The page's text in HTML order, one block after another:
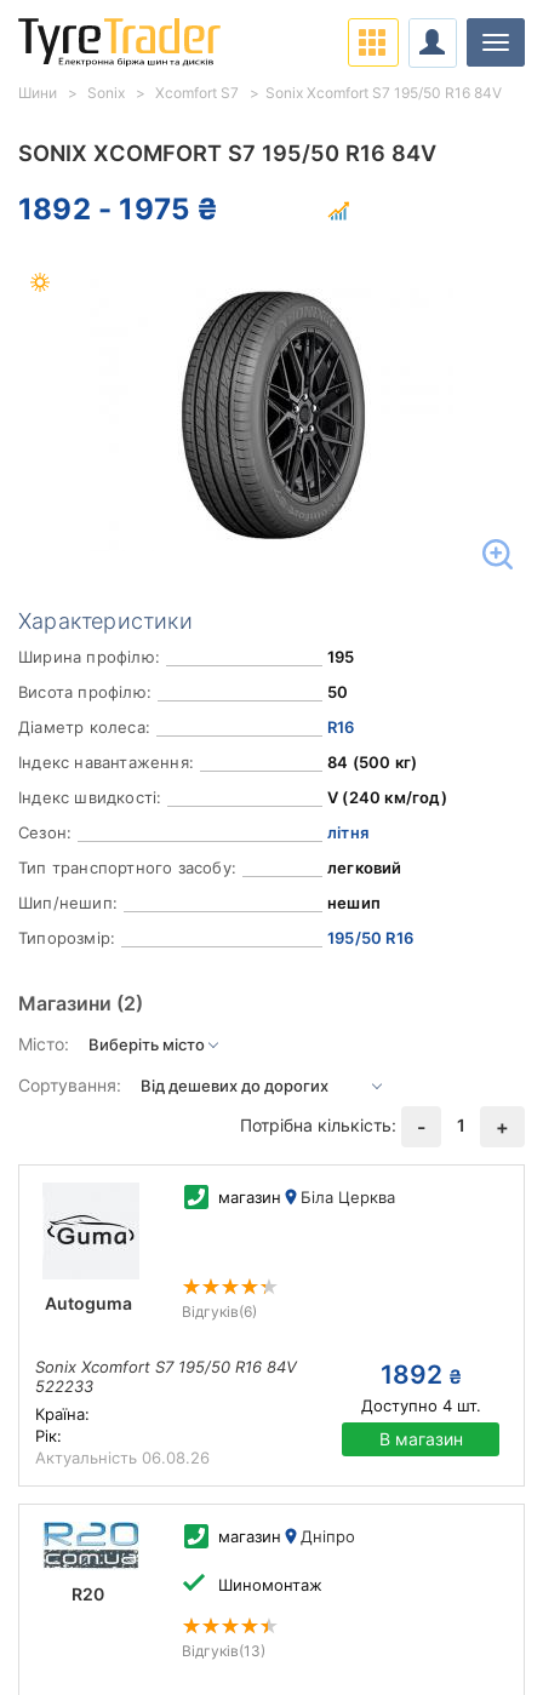
SONIX XCOMFORT S7 195/50 R16 84V
1892 - 1975 ₴
Характеристики
Ширина профілю:
195
Висота профілю:
50
Діаметр колеса:
R16
Індекс навантаження:
84 (500 кг)
Індекс швидкості:
V (240 км/год)
Сезон:
літня
Тип транспортного засобу:
легковий
Шип/нешип:
нешип
Типорозмір:
195/50 R16
Магазини (2)
Місто:
Сортування:
Потрібна кількість:
- 1 +
Autoguma
магазин Біла Церква
Відгуків(6)
Sonix Xcomfort S7 195/50 R16 84V
522233
Країна:
Рік:
Актуальність 06.08.26
1892 ₴
Доступно 4шт.
В магазин
R20
магазин Дніпро
Шиномонтаж
Відгуків(13)
Шини Sonix Xcomfort S7 Sonix Xcomfort S7 195/50 R16 84V